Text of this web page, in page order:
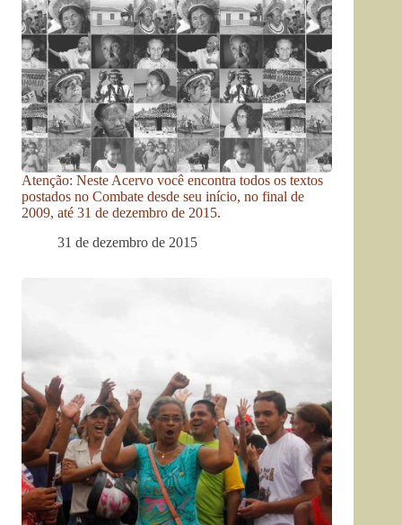
Atenção: Neste Acervo você encontra todos os textos
postados no Combate desde seu início, no final de
2009, até 31 de dezembro de 2015.
31 de dezembro de 2015